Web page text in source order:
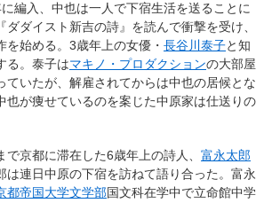
編入、中也は一人で下宿生活を送ることに
『ダダイスト新吉の詩』を読んで衝撃を受け、
を始める。3歳年上の女優・ 長谷川泰子と知
る。泰子はマキノ・プロダクションの大部屋
ていたが、解雇されてからは中也の居候とな
也が痩せているのを案じた中原家は仕送りの
で京都に滞在した6歳年上の詩人、 富永太郎
は連日中原の下宿を訪ねて語り合った。富永
都帝国大学文学部国文科在学中で立命館中学